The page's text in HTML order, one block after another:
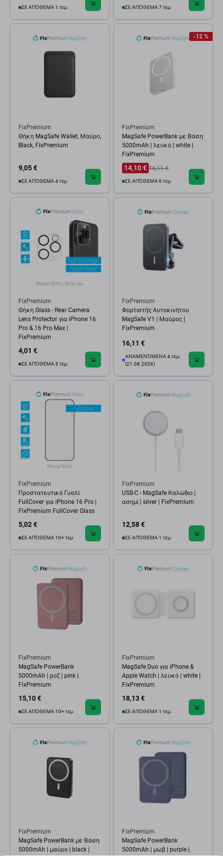
ΣΕ ΑΠΌΘΕΜΑ 1 τεμ ΣΕ ΑΠΌΘΕΜΑ 7 τεμ
FixPremium
Θήκη MagSafe Wallet, Μαύρο,
Black, FixPremium
9,05 €
ΣΕ ΑΠΌΘΕΜΑ 4 τεμ
-12 %
FixPremium
MagSafe PowerBank με Βάση
5000mAh | λευκό | white |
FixPremium
14,10 € 16,11 €
ΣΕ ΑΠΌΘΕΜΑ 6 τεμ
FixPremium
Θήκη Glass - Rear Camera
Lens Protector για iPhone 16
Pro & 16 Pro Max |
FixPremium
4,01 €
ΣΕ ΑΠΌΘΕΜΑ 5 τεμ
FixPremium
Φορτιστής Αυτοκινήτου
MagSafe V1 | Μαύρος |
FixPremium
16,11 €
ΑΝΑΜΕΝΌΜΕΝΑ 4 τεμ,
(21.08.2026)
FixPremium
Προστατευτικό Γυαλί
FullCover για iPhone 16 Pro |
FixPremium FullCover Glass
5,02 €
ΣΕ ΑΠΌΘΕΜΑ 10+ τεμ
FixPremium
USB-C - MagSafe Καλώδιο |
ασημί | silver | FixPremium
12,58 €
ΣΕ ΑΠΌΘΕΜΑ 1 τεμ
FixPremium
MagSafe PowerBank
5000mAh | ροζ | pink |
FixPremium
15,10 €
ΣΕ ΑΠΌΘΕΜΑ 10+ τεμ
FixPremium
MagSafe Duo για iPhone &
Apple Watch | λευκό | white |
FixPremium
18,13 €
ΣΕ ΑΠΌΘΕΜΑ 1 τεμ
FixPremium
MagSafe PowerBank με Βάση
5000mAh | μαύρο | black |
FixPremium
MagSafe PowerBank
5000mAh | μωβ | purple |